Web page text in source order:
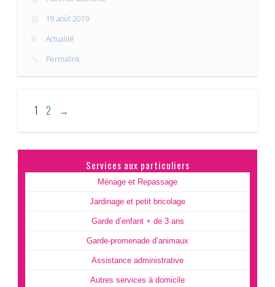
19 août 2019
Actualité
Permalink
1 2 →
Services aux particuliers
Ménage et Repassage
Jardinage et petit bricolage
Garde d’enfant + de 3 ans
Garde-promenade d’animaux
Assistance administrative
Autres services à domicile